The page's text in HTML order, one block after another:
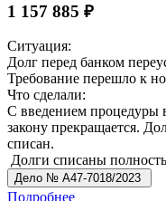
1 157 885 ₽
Ситуация:
Долг перед банком
Требование перешло к
Что сделали:
С введением процедуры
закону прекращается.
списан.
Долги списаны
Дело № А47-7018/2023
Подробнее